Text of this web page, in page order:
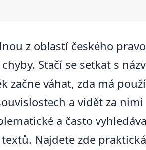
z oblastí českého
Stačí se setkat s
začne váhat, zda má
a vidět za
a často
Najdete zde